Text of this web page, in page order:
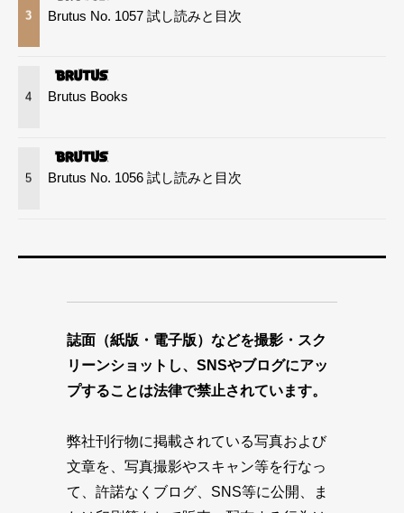
3 Brutus No. 1057 試し読みと目次
4 Brutus Books
5 Brutus No. 1056 試し読みと目次
誌面（紙版・電子版）などを撮影・スク
リーンショットし、SNSやブログにアッ
プすることは法律で禁止されています。
弊社刊行物に掲載されている写真および
文章を、写真撮影やスキャン等を行なっ
て、許諾なくブログ、SNS等に公開、ま